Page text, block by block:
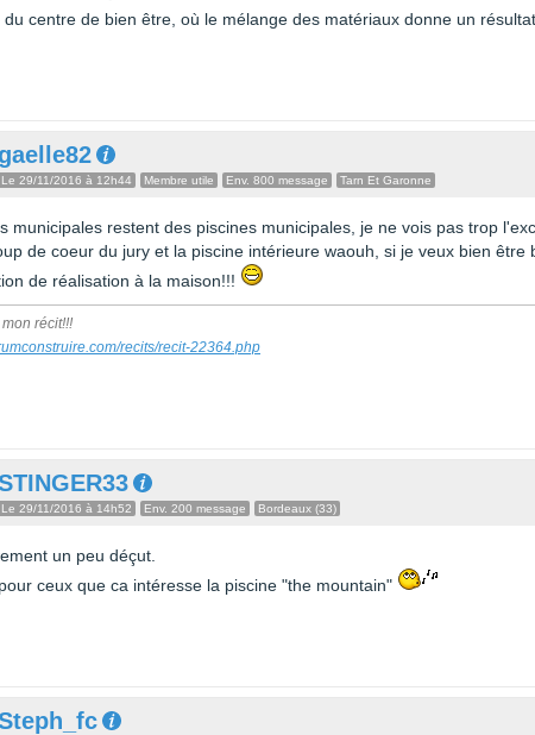
du centre de bien être, où le mélange des matériaux donne un
Le 29/11/2016 à 12h44 Membre utile Env. 800 message Tarn Et Garonne
municipales restent des piscines municipales, je ne vois pas trop
de coeur du jury et la piscine intérieure waouh, si je veux bien être
de réalisation à la maison!!!
récit!!!
recits/recit-22364.php
Le 29/11/2016 à 14h52 Env. 200 message Bordeaux (33)
un peu déçut.
ceux que ca intéresse la piscine "the mountain"